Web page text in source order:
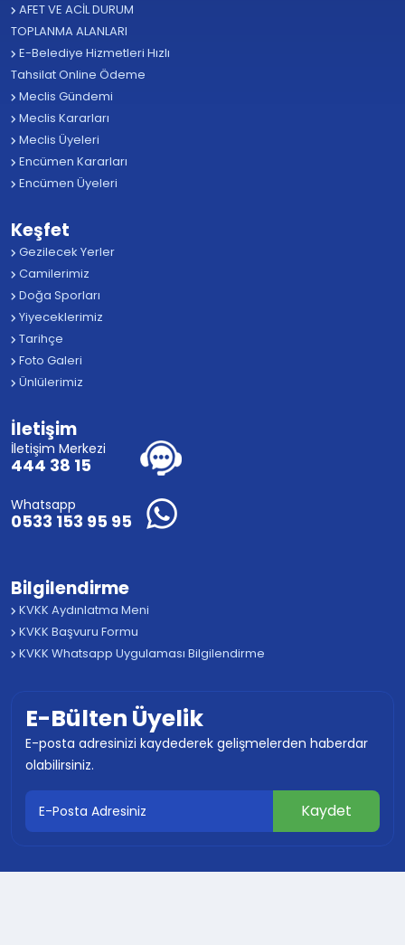
AFET VE ACİL DURUM
TOPLANMA ALANLARI
E-Belediye Hizmetleri Hızlı
Tahsilat Online Ödeme
Meclis Gündemi
Meclis Kararları
Meclis Üyeleri
Encümen Kararları
Encümen Üyeleri
Keşfet
Gezilecek Yerler
Camilerimiz
Doğa Sporları
Yiyeceklerimiz
Tarihçe
Foto Galeri
Ünlülerimiz
İletişim
İletişim Merkezi
444 38 15
Whatsapp
0533 153 95 95
Bilgilendirme
KVKK Aydınlatma Meni
KVKK Başvuru Formu
KVKK Whatsapp Uygulaması Bilgilendirme
E-Bülten Üyelik
E-posta adresinizi kaydederek gelişmelerden haberdar
olabilirsiniz.